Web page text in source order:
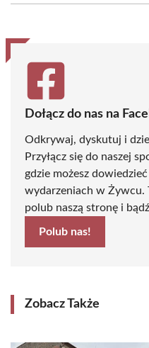
(Twitter)
Dołącz do nas na
Odkrywaj, dyskutuj i
Przyłącz się do naszej
gdzie możesz
wydarzeniach w Żywcu.
polub naszą stronę i
Polub nas!
Zobacz Także